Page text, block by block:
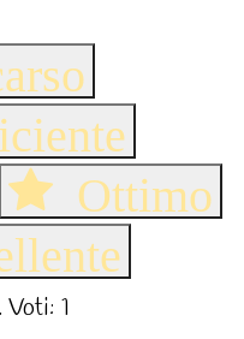
Ottimo
Voti: 1